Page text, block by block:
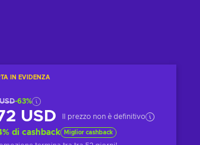
IN EVIDENZA
-63%
USD Il prezzo non è definitivo
% di cashback Miglior cashback